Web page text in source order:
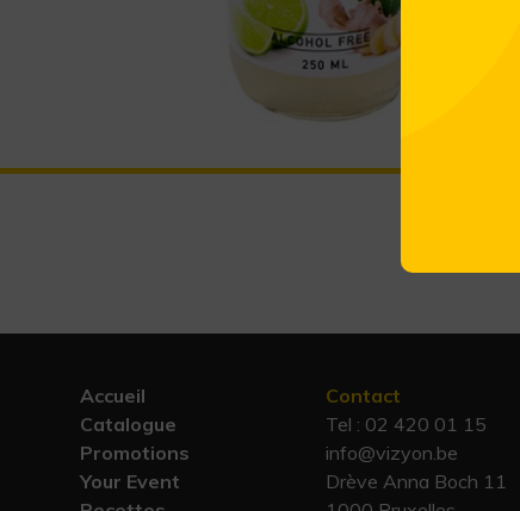
Accueil
Catalogue
Promotions
Your Event
Contact
Tel : 02 420 01 15
info@vizyon.be
Drève Anna Boch 11